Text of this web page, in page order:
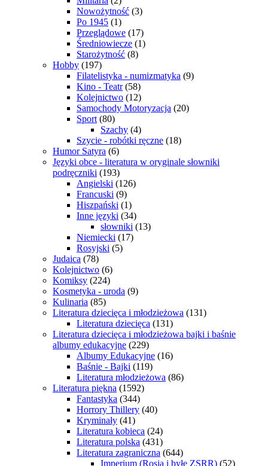
Nowożytność (3)
Po 1945 (1)
Przeglądowe (17)
Średniowiecze (1)
Starożytność (8)
Hobby (197)
Filatelistyka - numizmatyka (9)
Kino - Teatr (58)
Kolejnictwo (12)
Samochody Motoryzacja (20)
Sport (80)
Szachy (4)
Szycie - robótki ręczne (18)
Humor Satyra (6)
Języki obce - literatura w oryginale słowniki
podręczniki (193)
Angielski (126)
Francuski (9)
Hiszpański (1)
Inne języki (34)
słowniki (13)
Niemiecki (17)
Rosyjski (5)
Judaica (78)
Kolejnictwo (6)
Komiksy (224)
Kosmetyka - uroda (9)
Kulinaria (85)
Literatura dziecięca i młodzieżowa (131)
Literatura dziecięca (131)
Literatura dziecięca i młodzieżowa bajki i baśnie
albumy edukacyjne (229)
Albumy Edukacyjne (16)
Baśnie - Bajki (119)
Literatura młodzieżowa (86)
Literatura piękna (1592)
Fantastyka (344)
Horrory Thillery (40)
Kryminały (41)
Literatura kobieca (24)
Literatura polska (431)
Literatura zagraniczna (644)
Imperium (Rosja i byłe ZSRR) (52)